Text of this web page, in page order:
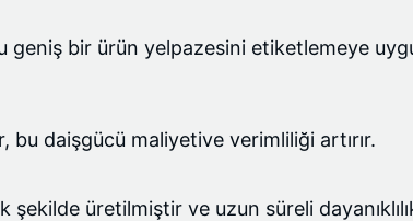
geniş bir ürün yelpazesini etiketlemeye
bu daişgücü maliyetive verimliliği artırır.
şekilde üretilmiştir ve uzun süreli